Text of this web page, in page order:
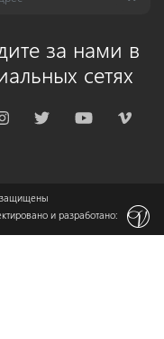
за нами в
сетях
и разработано: